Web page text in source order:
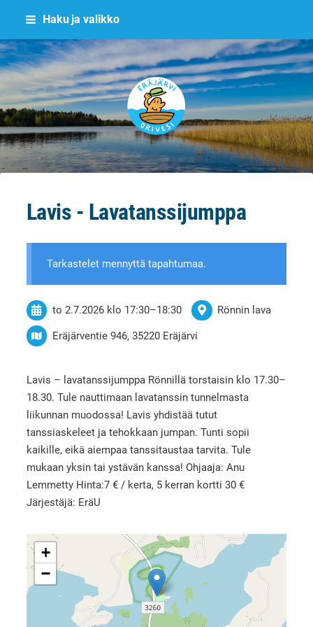
Siirry
sisältöön
Haku ja valikko
Eräjärvi
Lavis - Lavatanssijumppa
Tarkastelet mennyttä tapahtumaa.
to 2.7.2026 klo 17:30–18:30 Rönnin lava
Eräjärventie 946, 35220 Eräjärvi
Lavis – lavatanssijumppa Rönnillä torstaisin klo 17.30–
18.30. Tule nauttimaan lavatanssin tunnelmasta
liikunnan muodossa! Lavis yhdistää tutut
tanssiaskeleet ja tehokkaan jumpan. Tunti sopii
kaikille, eikä aiempaa tanssitaustaa tarvita. Tule
mukaan yksin tai ystävän kanssa! Ohjaaja: Anu
Lemmetty Hinta:7 € / kerta, 5 kerran kortti 30 €
Järjestäjä: EräU
+
−